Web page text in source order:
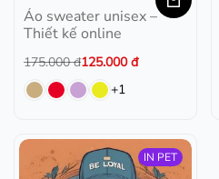
Áo sweater unisex –
Thiết kế online
175.000đ125.000đ
+1
IN PET